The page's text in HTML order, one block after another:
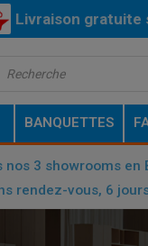
Livraison gratuite
BANQUETTES
3 showrooms en
rendez-vous, 6